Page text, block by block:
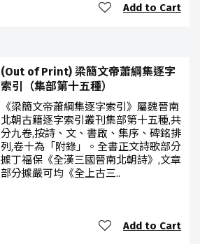
Add to Cart
(Out of Print) 梁簡文帝蕭綱集逐字
索引（集部第十五種）
《梁簡文帝蕭綱集逐字索引》屬魏晉南
北朝古籍逐字索引叢刊集部第十五種,共
分九卷,按詩、文、書啟、集序、碑銘排
列,卷十為「附錄」。全書正文詩歌部分
據丁福保《全漢三國晉南北朝詩》,文章
部分據嚴可均《全上古三..
Add to Cart